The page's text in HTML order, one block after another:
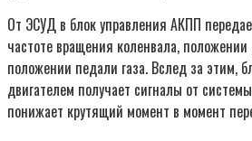
От ЭСУД в блок управления АКПП
частоте вращения коленвала,
положении педали газа. Вслед за этим,
двигателем получает сигналы от
понижает крутящий момент в момент